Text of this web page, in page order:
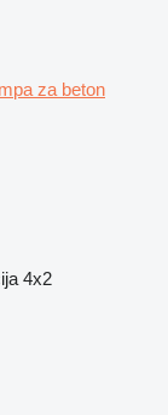
za beton
4x2